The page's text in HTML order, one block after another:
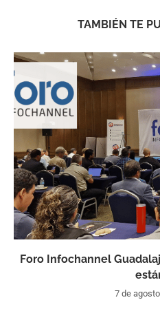
TAMBIÉN TE
Foro Infochannel
7 de